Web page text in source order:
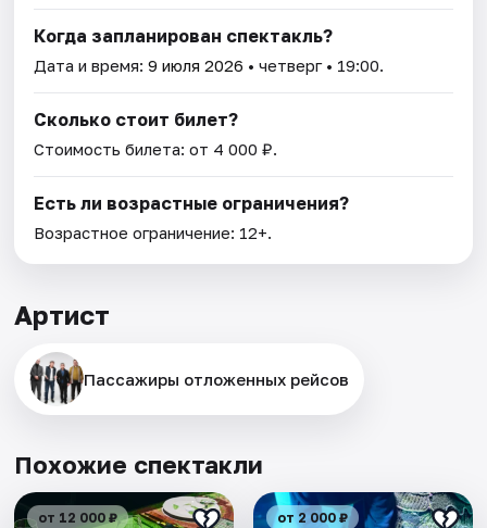
Когда запланирован спектакль?
Дата и время:9 июля 2026 • четверг • 19:00.
Сколько стоит билет?
Стоимость билета: от 4 000 ₽.
Есть ли возрастные ограничения?
Возрастное ограничение: 12+.
Артист
Пассажиры отложенных рейсов
Похожие спектакли
от 12 000 ₽ от 2 000 ₽